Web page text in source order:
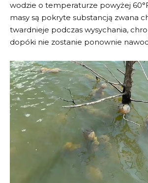
wodzie o temperaturze powyżej
masy są pokryte substancją zwana
twardnieje podczas wysychania,
dopóki nie zostanie ponownie